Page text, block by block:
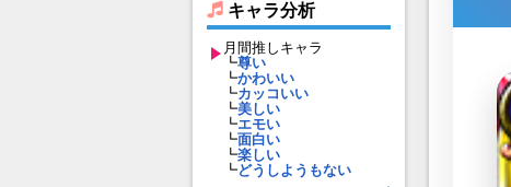
キャラ分析
月間推しキャラ
┗尊い
┗かわいい
┗カッコいい
┗美しい
┗エモい
┗面白い
┗楽しい
┗どうしようもない